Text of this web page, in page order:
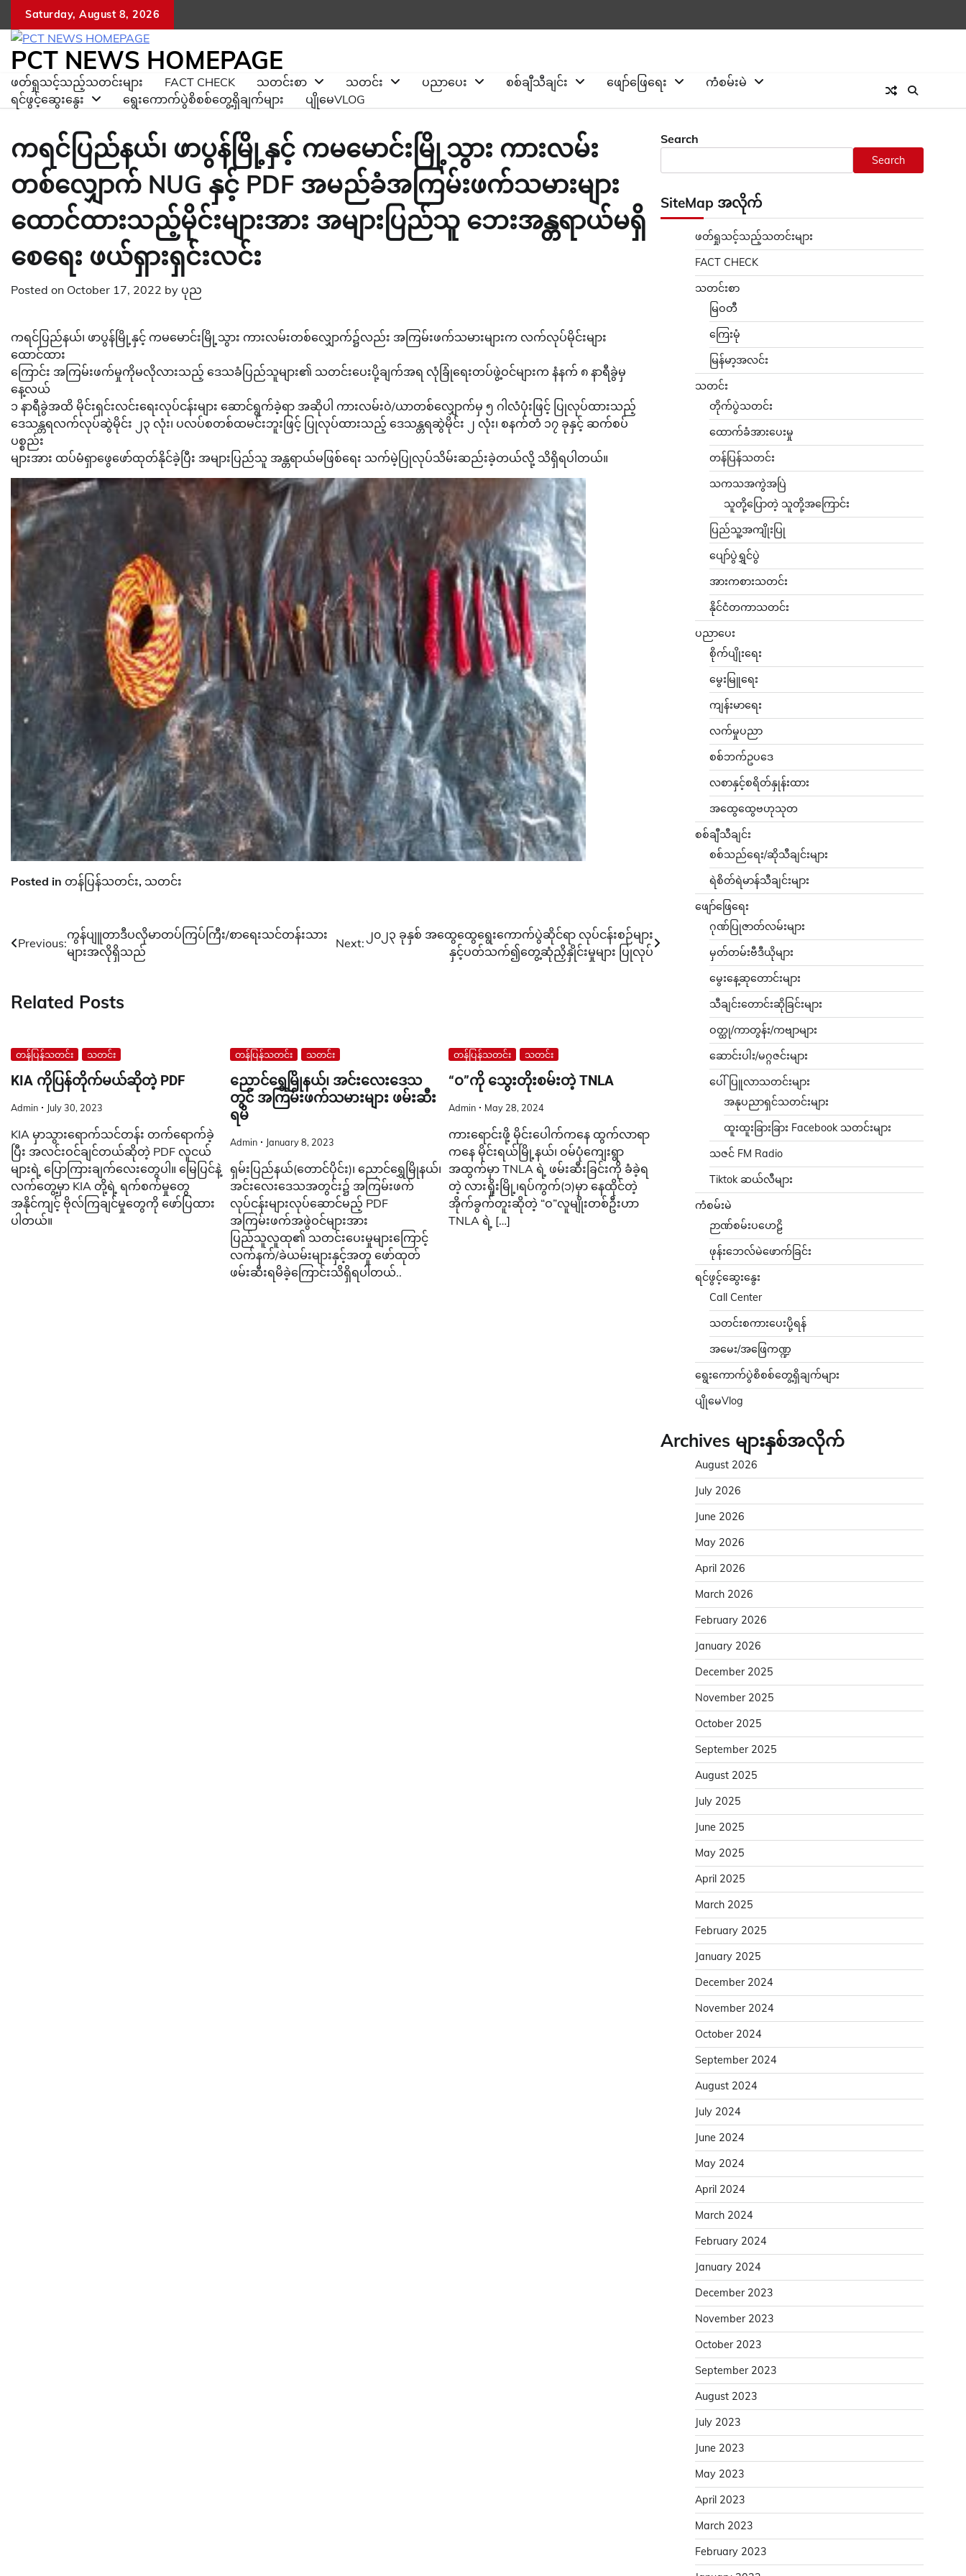
content
Saturday, August 8, 2026
PCT NEWS HOMEPAGE
ဖတ်ရှုသင့်သည့်သတင်းများ FACT CHECK သတင်းစာ သတင်း ပညာပေး စစ်ချီသီချင်း ဖျော်ဖြေရေး
ကံစမ်းမဲ
ရင်ဖွင့်ဆွေးနွေး
ရွေးကောက်ပွဲစိစစ်တွေ့ရှိချက်များ ပျိုမေVLOG
ကရင်ပြည်နယ်၊ ဖာပွန်မြို့နှင့် ကမမောင်းမြို့သွား ကားလမ်း
တစ်လျှောက် NUG နှင့် PDF အမည်ခံအကြမ်းဖက်သမားများ
ထောင်ထားသည့်မိုင်းများအား အများပြည်သူ ဘေးအန္တရာယ်မရှိ
စေရေး ဖယ်ရှားရှင်းလင်း
Posted on October 17, 2022 by ပုည
ကရင်ပြည်နယ်၊ ဖာပွန်မြို့နှင့် ကမမောင်းမြို့သွား ကားလမ်းတစ်လျှောက်၌လည်း အကြမ်းဖက်သမားများက လက်လုပ်မိုင်းများ
ထောင်ထား
ကြောင်း အကြမ်းဖက်မှုကိုမလိုလားသည့် ဒေသခံပြည်သူများ၏ သတင်းပေးပို့ချက်အရ လုံခြုံရေးတပ်ဖွဲ့ဝင်များက နံနက် ၈ နာရီခွဲမှ
နေ့လယ်
၁ နာရီခွဲအထိ မိုင်းရှင်းလင်းရေးလုပ်ငန်းများ ဆောင်ရွက်ခဲ့ရာ အဆိုပါ ကားလမ်းဝဲ/ယာတစ်လျှောက်မှ ၅ ဂါလံပုံးဖြင့် ပြုလုပ်ထားသည့်
ဒေသန္တရလက်လုပ်ဆွဲမိုင်း ၂၃ လုံး၊ ပလပ်စတစ်ထမင်းဘူးဖြင့် ပြုလုပ်ထားသည့် ဒေသန္တရဆွဲမိုင်း ၂ လုံး၊ စနက်တံ ၁၇ ခုနှင့် ဆက်စပ်
ပစ္စည်း
များအား ထပ်မံရှာဖွေဖော်ထုတ်နိုင်ခဲ့ပြီး အများပြည်သူ အန္တရာယ်မဖြစ်ရေး သက်မဲ့ပြုလုပ်သိမ်းဆည်းခဲ့တယ်လို့ သိရှိရပါတယ်။
Posted in တန်ပြန်သတင်း, သတင်း
Post
navigation
Previous:
ကွန်ပျူတာဒီပလိုမာတပ်ကြပ်ကြီး/စာရေးသင်တန်းသား
များအလိုရှိသည်
Next:
၂၀၂၃ ခုနှစ် အထွေထွေရွေးကောက်ပွဲဆိုင်ရာ လုပ်ငန်းစဉ်များ
နှင့်ပတ်သက်၍တွေ့ဆုံညှိနှိုင်းမှုများ ပြုလုပ်
Related Posts
တန်ပြန်သတင်း သတင်း
KIA ကိုပြန်တိုက်မယ်ဆိုတဲ့ PDF
Admin July 30, 2023
KIA မှာသွားရောက်သင်တန်း တက်ရောက်ခဲ့
ပြီး အလင်းဝင်ချင်တယ်ဆိုတဲ့ PDF လူငယ်
များရဲ့ ပြောကြားချက်လေးတွေပါ။ မြေပြင်နဲ့
လက်တွေ့မှာ KIA တို့ရဲ့ ရက်စက်မှုတွေ
အနိုင်ကျင့် ဗိုလ်ကြချင်မှုတွေကို ဖော်ပြထား
ပါတယ်။
တန်ပြန်သတင်း သတင်း
ညောင်ရွှေမြိုနယ်၊ အင်းလေးဒေသ
တွင် အကြမ်းဖက်သမားများ ဖမ်းဆီး
ရမိ
Admin January 8, 2023
ရှမ်းပြည်နယ်(တောင်ပိုင်း)၊ ညောင်ရွှေမြိုနယ်၊
အင်းလေးဒေသအတွင်း၌ အကြမ်းဖက်
လုပ်ငန်းများလုပ်ဆောင်မည့် PDF
အကြမ်းဖက်အဖွဲဝင်များအား
ပြည်သူလူထု၏ သတင်းပေးမှုများကြောင့်
လက်နက်/ခဲယမ်းများနှင့်အတူ ဖော်ထုတ်
ဖမ်းဆီးရမိခဲ့ကြောင်းသိရှိရပါတယ်..
တန်ပြန်သတင်း သတင်း
“ဝ”ကို သွေးတိုးစမ်းတဲ့ TNLA
Admin May 28, 2024
ကားရောင်းဖို့ မိုင်းပေါက်ကနေ ထွက်လာရာ
ကနေ မိုင်းရယ်မြို့နယ်၊ ဝမ်ပုံကျေးရွာ
အထွက်မှာ TNLA ရဲ့ ဖမ်းဆီးခြင်းကို ခံခဲ့ရ
တဲ့ လားရှိုးမြို့၊ရပ်ကွက်(၁)မှာ နေထိုင်တဲ့
အိုက်ခွက်တူးဆိုတဲ့ “ဝ”လူမျိုးတစ်ဦးဟာ
TNLA ရဲ့ […]
Search
Search
SiteMap အလိုက်
ဖတ်ရှုသင့်သည့်သတင်းများ
FACT CHECK
သတင်းစာ
မြဝတီ
ကြေးမုံ
မြန်မာ့အလင်း
သတင်း
တိုက်ပွဲသတင်း
ထောက်ခံအားပေးမှု
တန်ပြန်သတင်း
သကသအကွဲအပြဲ
သူတို့ပြောတဲ့ သူတို့အကြောင်း
ပြည်သူ့အကျိုးပြု
ပျော်ပွဲရွှင်ပွဲ
အားကစားသတင်း
နိုင်ငံတကာသတင်း
ပညာပေး
စိုက်ပျိုးရေး
မွေးမြူရေး
ကျန်းမာရေး
လက်မှုပညာ
စစ်ဘက်ဥပဒေ
လစာနှင့်စရိတ်နှုန်းထား
အထွေထွေဗဟုသုတ
စစ်ချီသီချင်း
စစ်သည်ရေး/ဆိုသီချင်းများ
ရဲစိတ်ရဲမာန်သီချင်းများ
ဖျော်ဖြေရေး
ဂုဏ်ပြုဇာတ်လမ်းများ
မှတ်တမ်းဗီဒီယိုများ
မွေးနေ့ဆုတောင်းများ
သီချင်းတောင်းဆိုခြင်းများ
ဝတ္ထု/ကာတွန်း/ကဗျာများ
ဆောင်းပါး/မဂ္ဂဇင်းများ
ပေါ်ပြူလာသတင်းများ
အနုပညာရှင်သတင်းများ
ထူးထူးခြားခြား Facebook သတင်းများ
သဇင် FM Radio
Tiktok ဆယ်လီများ
ကံစမ်းမဲ
ဉာဏ်စမ်းပဟေဠိ
ဖုန်းဘေလ်မဲဖောက်ခြင်း
ရင်ဖွင့်ဆွေးနွေး
Call Center
သတင်းစကားပေးပို့ရန်
အမေး/အဖြေကဏ္ဍ
ရွေးကောက်ပွဲစိစစ်တွေ့ရှိချက်များ
ပျိုမေVlog
Archives များနှစ်အလိုက်
August 2026
July 2026
June 2026
May 2026
April 2026
March 2026
February 2026
January 2026
December 2025
November 2025
October 2025
September 2025
August 2025
July 2025
June 2025
May 2025
April 2025
March 2025
February 2025
January 2025
December 2024
November 2024
October 2024
September 2024
August 2024
July 2024
June 2024
May 2024
April 2024
March 2024
February 2024
January 2024
December 2023
November 2023
October 2023
September 2023
August 2023
July 2023
June 2023
May 2023
April 2023
March 2023
February 2023